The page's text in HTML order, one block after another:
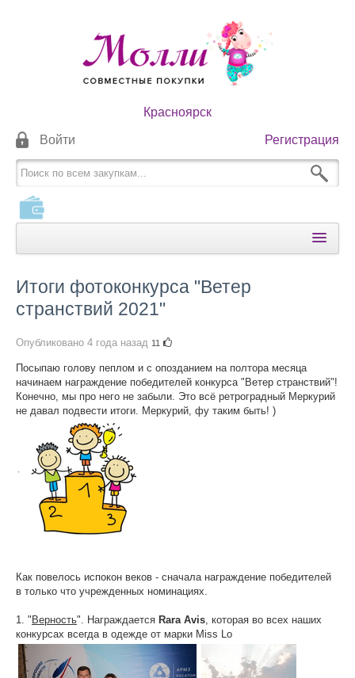
Красноярск
Войти Регистрация
КАК ОПЛАТИТЬ
КАК ПОЛУЧИТЬ
НОВОСТИ
ПОМОЩЬ
ОТЗЫВЫ
О НАС
Итоги фотоконкурса "Ветер
странствий 2021"
Опубликовано 4 года назад 11
Посыпаю голову пеплом и с опозданием на полтора месяца
начинаем награждение победителей конкурса "Ветер странствий"!
Конечно, мы про него не забыли. Это всё ретроградный Меркурий
не давал подвести итоги. Меркурий, фу таким быть! )
Как повелось испокон веков - сначала награждение победителей
в только что учрежденных номинациях.
1. " Верность". Награждается Rara Avis , которая во всех наших
конкурсах всегда в одежде от марки Miss Lo